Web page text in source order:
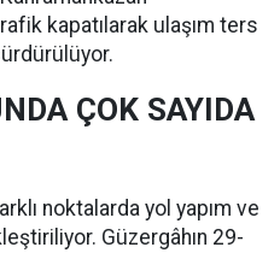
kapatılarak ulaşım ters
ÇOK SAYIDA
noktalarda yol yapım ve
Güzergâhın 29-